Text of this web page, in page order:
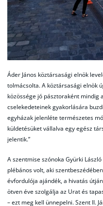
Áder János köztársasági elnök
tolmácsolta. A köztársasági elnök
közössége jó pásztoraként mindig
cselekedeteinek gyakorlására
egyházak jelenléte természetes
küldetésüket vállalva egy egész
jelentik.”
A szentmise szónoka Gyürki
plébános volt, aki
évfordulója ajándék, a hivatás
ötven éve szolgálja az Urat és
– ezt meg kell ünnepelni. Szent II.